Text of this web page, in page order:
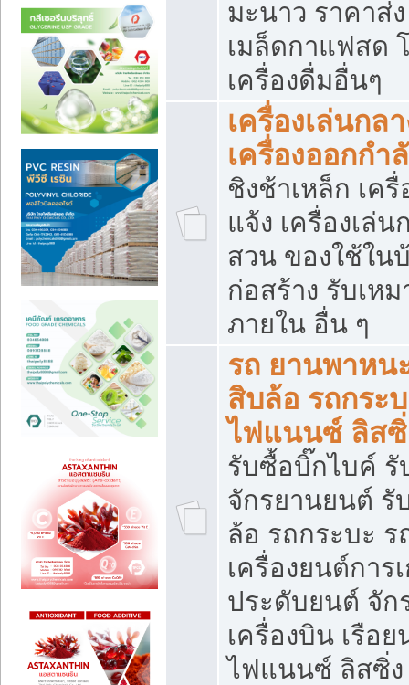
มะนาว ราคาส่
เมล็ดกาแฟสด
เครื่องดื่มอื่นๆ
เครื่องเล่นกล
เครื่องออกกำ
ชิงช้าเหล็ก เค
แจ้ง เครื่องเล่น
สวน ของใช้ใน
ก่อสร้าง รับเห
ภายใน อื่น ๆ
รถ ยานพาหน
สิบล้อ รถกระ
ไฟแนนซ์ ลิส
รับซื้อบิ๊กไบค์
จักรยานยนต์ รั
ล้อ รถกระบะ
เครื่องยนต์การ
ประดับยนต์ จัก
เครื่องบิน เรือ
ไฟแนนซ์ ลิสซิ่ง